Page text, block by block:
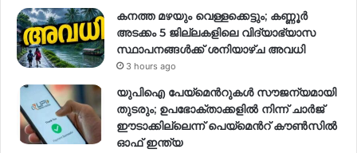
കനത്ത മഴയും വെള്ളക്കെട്ടും; കണ്ണൂർ
അടക്കം 5 ജില്ലകളിലെ വിദ്യാഭ്യാസ
സ്ഥാപനങ്ങള്‍ക്ക് ശനിയാഴ്ച അവധി
3 hours ago
യുപിഐ പേയ്മെന്‍റുകൾ സൗജന്യമായി
തുടരും; ഉപഭോക്താക്കളിൽ നിന്ന് ചാർജ്
ഈടാക്കില്ലെന്ന് പെയ്മെന്‍റ് കൗൺസിൽ
ഓഫ് ഇന്ത്യ